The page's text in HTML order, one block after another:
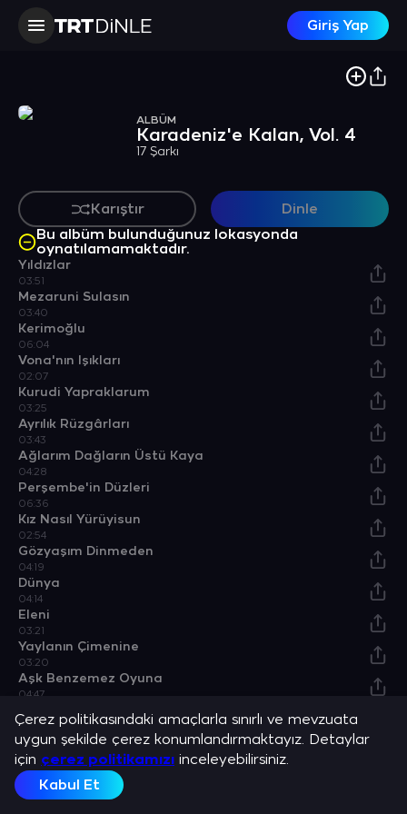
Giriş Yap
ALBÜM
Karadeniz'e Kalan, Vol. 4
17 Şarkı
Karıştır
Dinle
Bu albüm bulunduğunuz lokasyonda
oynatılamamaktadır.
Yıldızlar
03:51
Mezaruni Sulasın
03:40
Kerimoğlu
06:04
Vona'nın Işıkları
02:07
Kurudi Yapraklarum
03:25
Ayrılık Rüzgârları
03:43
Ağlarım Dağların Üstü Kaya
04:28
Perşembe'in Düzleri
06:36
Kız Nasıl Yürüyisun
02:54
Gözyaşım Dinmeden
04:19
Dünya
04:14
Eleni
03:21
Yaylanın Çimenine
03:20
Aşk Benzemez Oyuna
04:47
Oy Sürmene Araklı
02:58
Kapındaki Nar midur?
04:46
Dönersin Diye
03:44
Çerez politikasındaki amaçlarla sınırlı ve mevzuata
uygun şekilde çerez konumlandırmaktayız. Detaylar
için çerez politikamızı inceleyebilirsiniz.
Kabul Et